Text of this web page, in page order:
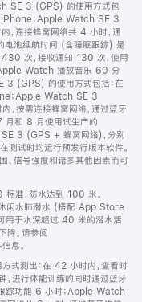
SE 3 (GPS) 的使用方式包
iPhone；Apple Watch SE 3
，连接蜂窝网络共 4 小时，通
电池续航时间 (含睡眠跟踪) 是
次，接收通知 130 次，使用
Watch 播放音乐 60 分
3 (GPS) 的使用方式包括：在
；Apple Watch SE 3
按需连接蜂窝网络，通过蓝牙
和 8 月使用试生产的
3 (GPS + 蜂窝网络)，分别
测试时均运行预发行版本软件。
、信号强度和诸多其他因素而可
，防水达到 100 米。
闲水肺潜水 (搭配 App Store
用于水深超过 40 米的潜水活
降。请参阅
息。
式测出：在 42 小时内，查看时
进行体能训练的同时通过蓝牙
踪功能 6 小时；Apple Watch